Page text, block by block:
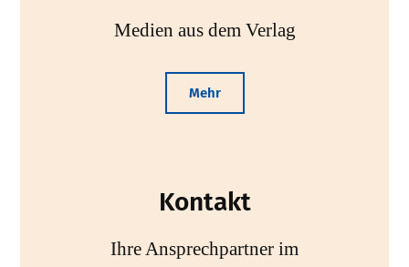
Medien aus dem Verlag
Mehr
Kontakt
Ihre Ansprechpartner im